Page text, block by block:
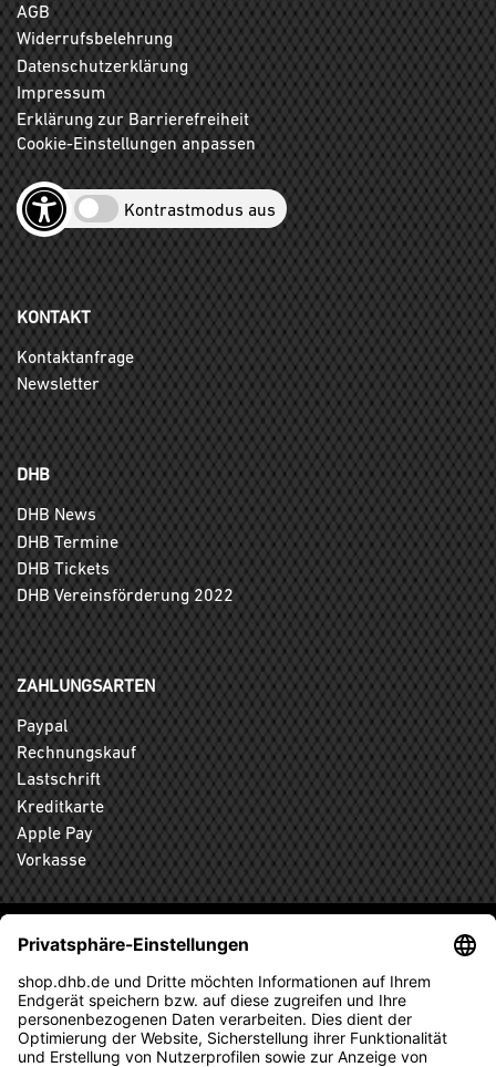
AGB
Widerrufsbelehrung
Datenschutzerklärung
Impressum
Erklärung zur Barrierefreiheit
Cookie-Einstellungen anpassen
Kontrastmodus aus
KONTAKT
Kontaktanfrage
Newsletter
DHB
DHB News
DHB Termine
DHB Tickets
DHB Vereinsförderung 2022
ZAHLUNGSARTEN
Paypal
Rechnungskauf
Lastschrift
Kreditkarte
Apple Pay
Vorkasse
ABONNIEREN SIE DEN KOSTENLOSEN DHB-FANSHOP
NEWSLETTER UND VERPASSEN SIE KEINE NEUIGKEIT ODER
AKTION MEHR.
ANMELDEN